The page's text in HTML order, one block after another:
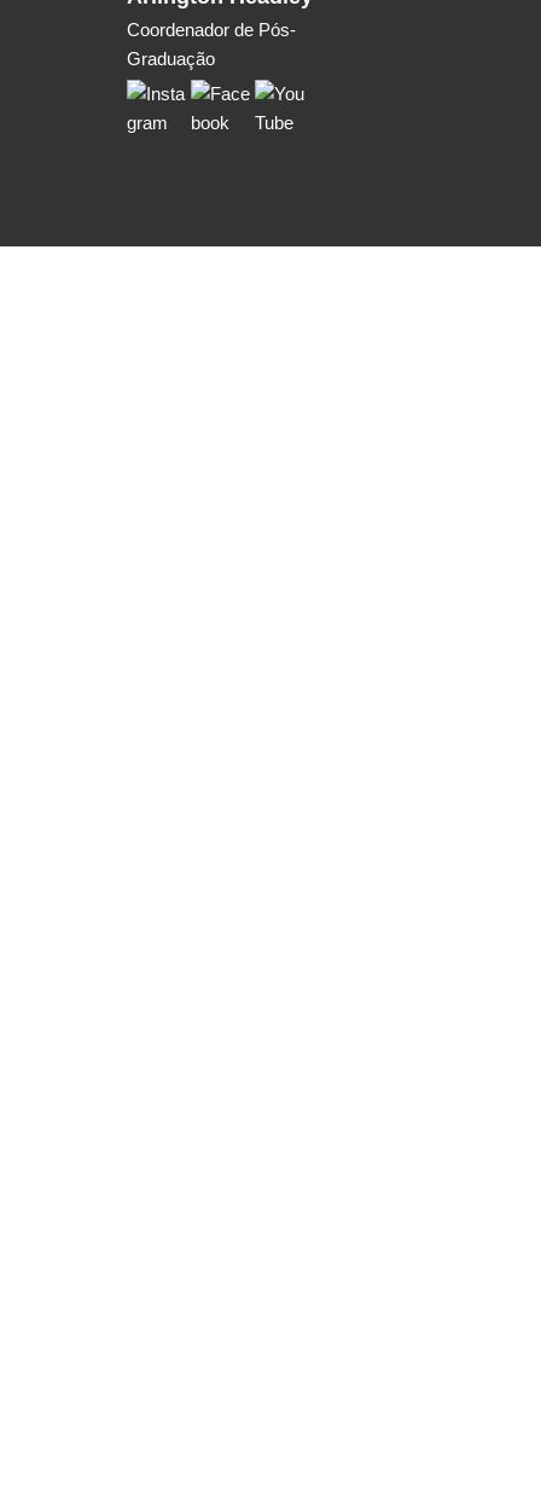
Coordenador de Pós-
Graduação